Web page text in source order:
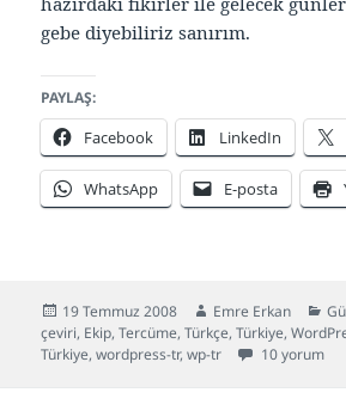
gebe diyebiliriz sanırım.
PAYLAŞ:
Facebook LinkedIn
WhatsApp E-posta
Yayın
tarihi
19 Temmuz 2008 Yazar
Emre Erkan
çeviri, Ekip,Tercüme,Türkçe,Türkiye,
Türkiye,wordpress-tr,wp-tr WordPress
10 yorum